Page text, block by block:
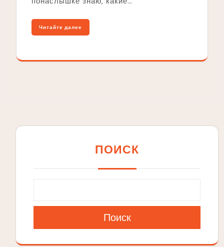
Читайте далее
ПОИСК
Поиск